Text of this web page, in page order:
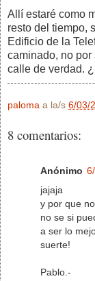
Allí estaré como
resto del tiempo,
Edificio de la
caminado, no
calle de verdad.
paloma a la/s 6/03/
8 comentarios:
Anónimo
jajaja
y por que
no se si
a ser lo
suerte!
Pablo.-